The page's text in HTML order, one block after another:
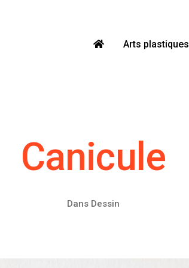
Arts plastiques
Canicule
Dans Dessin